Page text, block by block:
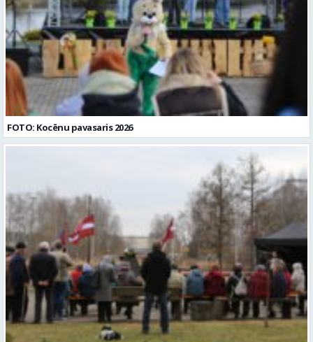
FOTO: Kocēnu pavasaris 2026